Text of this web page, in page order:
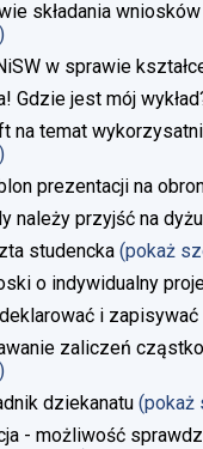
składania
w sprawie
Gdzie jest mój
na temat
prezentacji na
należy przyjść na
studencka (pokaż
o indywidualny
i
zaliczeń
dziekanatu (pokaż
- możliwość